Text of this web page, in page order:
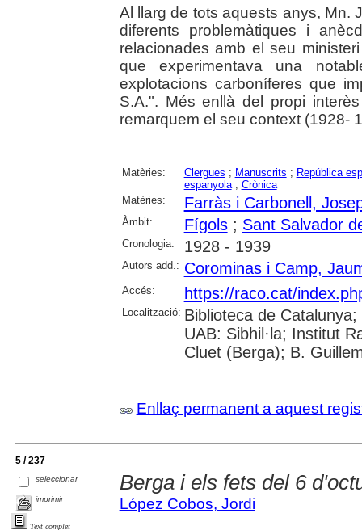
Al llarg de tots aquests anys, Mn.
diferents problemàtiques i
relacionades amb el seu
que experimentava una
explotacions carboníferes que
S.A.". Més enllà del propi
remarquem el seu context (1928-
Matèries: Clergues ; Manuscrits ; República
espanyola; Crònica
Matèries:
Farràs i Carbonell,
Àmbit: Fígols; Sant Salvador
Cronologia: 1928 - 1939
Autors add.: Corominas i Camp,
Accés: https://raco.cat/
Localització: Biblioteca de
UAB: Sibhil·la; Institut
Cluet (Berga); B.
Enllaç permanent a aquest
5 / 237
seleccionar
imprimir
Text complet
Berga i els fets del 6
López Cobos, Jordi